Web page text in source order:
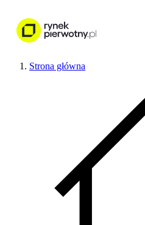
Strona główna